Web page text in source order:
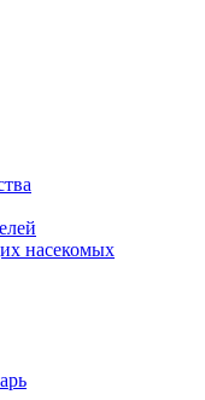
насекомых